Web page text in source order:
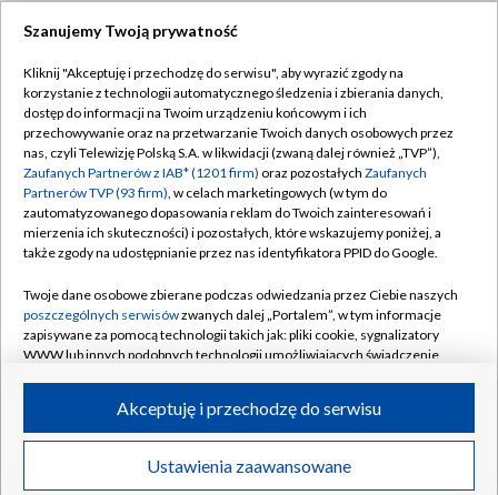
TVP
Abonament TVP
Emisja w TVP
Centrum informacji TVP
Naziemna Telewizja Cyfrowa
Rada Programowa
System NOS
Informacje o nadawcy
Program dla prasy
Ogłoszenie przetargowe
Regulamin TVP
Polityka prywatności
Moje zgody
Pomoc
Kontakt
Kanały
©2026 Telewizja Polska S.A. w likwidacji
Szanujemy Twoją prywatność
Kliknij "Akceptuję i przechodzę do serwisu", aby wyrazić zgody na
korzystanie z technologii automatycznego śledzenia i zbierania danych,
dostęp do informacji na Twoim urządzeniu końcowym i ich
przechowywanie oraz na przetwarzanie Twoich danych osobowych przez
nas, czyli Telewizję Polską S.A. w likwidacji (zwaną dalej również „TVP”),
Zaufanych Partnerów z IAB* (1201 firm) oraz pozostałych Zaufanych
Partnerów TVP (93 firm), w celach marketingowych (w tym do
zautomatyzowanego dopasowania reklam do Twoich zainteresowań i
mierzenia ich skuteczności) i pozostałych, które wskazujemy poniżej, a
także zgody na udostępnianie przez nas identyfikatora PPID do Google.
Twoje dane osobowe zbierane podczas odwiedzania przez Ciebie naszych
poszczególnych serwisówzwanych dalej „Portalem”, w tym informacje
zapisywane za pomocą technologii takich jak: pliki cookie, sygnalizatory
WWW lub innych podobnych technologii umożliwiających świadczenie
ruchu w Internecie.
Twoje dane osobowe zbierane podczas odwiedzania przez Ciebie
poszczególnych serwisówna Portalu, takie jak adresy IP, identyfikatory
Ustawienia zaawansowane
Akceptuję i przechodzę do serwisu